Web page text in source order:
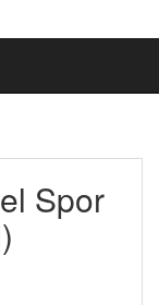
Spor